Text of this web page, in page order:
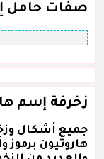
صفات حامل
زخرفة إسم
جميع أشكال
هاروتْيون